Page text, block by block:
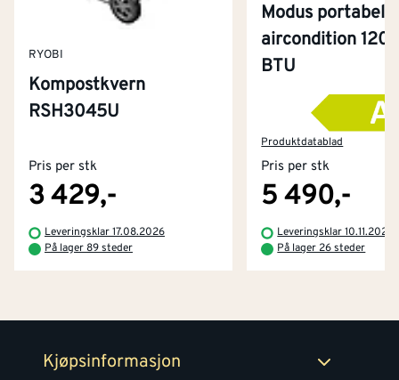
RYOBI
Kompostkvern
RSH3045U
Pris per stk
3 429,-
Leveringsklar 17.08.2026
På lager 89 steder
Modus portabel
aircondition
BTU
Produktdatablad
Pris per stk
5 490,-
Leveringsklar 10.11.2026
På lager 26 steder
Kjøpsinformasjon
Kjøpsbetingelser
Retur- og angrerettsskjema
Tjenester
Montér Klubb
Byggevarehus og åpningstider
Prismatch